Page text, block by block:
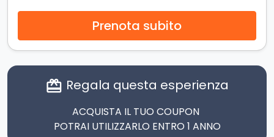
Prenota subito
card_giftcard Regala questa esperienza
ACQUISTA IL TUO COUPON
POTRAI UTILIZZARLO ENTRO 1 ANNO